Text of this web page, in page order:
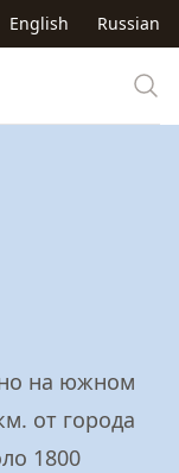
English Russian
на южном
от города
1800